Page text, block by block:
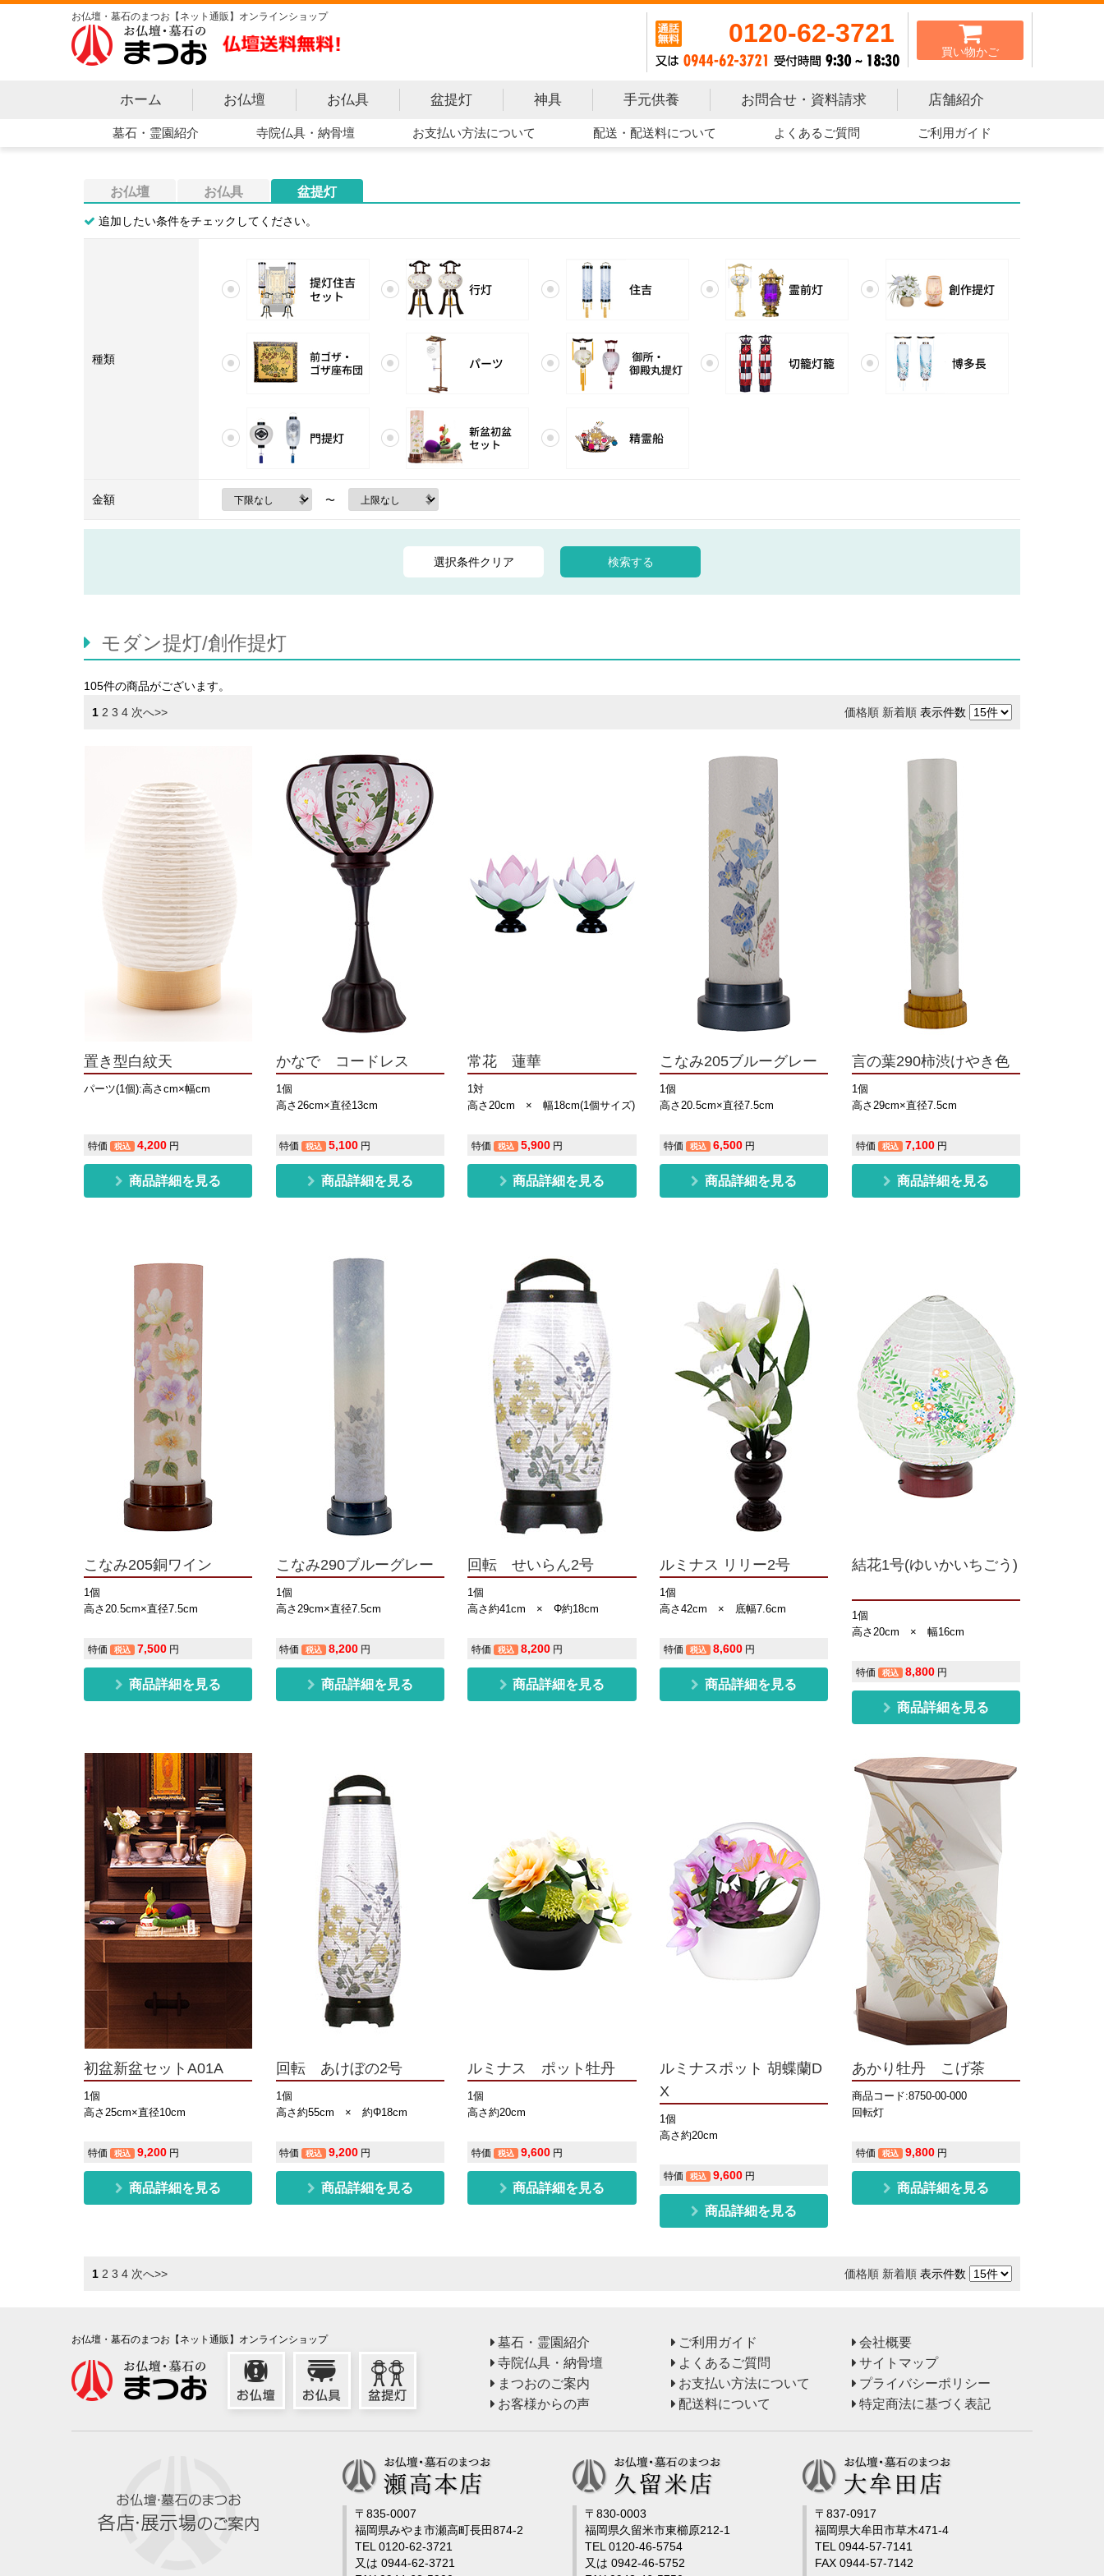
お仏壇・墓石のまつお【ネット通販】オンラインショップ
0120-62-3721
買い物かご
ホーム お仏壇 お仏具 盆提灯 神具 手元供養 お問合せ・資料請求 店舗紹介
墓石・霊園紹介 寺院仏具・納骨壇 お支払い方法について 配送・配送料について よくあるご質問 ご利用ガイド
お仏壇 お仏具 盆提灯
追加したい条件をチェックしてください。
種類
提灯住吉セット 行灯 住吉 霊前灯 創作提灯
前ゴザ・ゴザ座布団 パーツ 御所・御殿丸提灯 切籠灯籠 博多長
門提灯 初盆セット提灯セット 精霊船
金額 〜
選択条件クリア 検索する
モダン提灯/創作提灯
105件の商品がございます。
1 2 3 4 次へ>> 価格順 新着順 表示件数
置き型白紋天
パーツ(1個):高さcm×幅cm
特価 税込 4,200円
商品詳細を見る
かなで コードレス
1個
高さ26cm×直径13cm
特価 税込 5,100 円
商品詳細を見る
常花 蓮華
1対
高さ20cm × 幅18cm(1個サイズ)
特価 税込 5,900 円
商品詳細を見る
こなみ205ブルーグレー
1個
高さ20.5cm×直径7.5cm
特価 税込 6,500円
商品詳細を見る
言の葉290柿渋けやき色
1個
高さ29cm×直径7.5cm
特価 税込 7,100円
商品詳細を見る
こなみ205銅ワイン
1個
高さ20.5cm×直径7.5cm
特価 税込 7,500円
商品詳細を見る
こなみ290ブルーグレー
1個
高さ29cm×直径7.5cm
特価 税込 8,200 円
商品詳細を見る
回転 せいらん2号
1個
高さ約41cm × Φ約18cm
特価 税込 8,200 円
商品詳細を見る
ルミナス リリー2号
1個
高さ42cm × 底幅7.6cm
特価 税込 8,600円
商品詳細を見る
結花1号(ゆいかいちごう)
1個
高さ20cm × 幅16cm
特価 税込 8,800円
商品詳細を見る
初盆新盆セットA01A
1個
高さ25cm×直径10cm
特価 税込 9,200円
商品詳細を見る
回転 あけぼの2号
1個
高さ約55cm × 約Φ18cm
特価 税込 9,200 円
商品詳細を見る
ルミナス ポット牡丹
1個
高さ約20cm
特価 税込 9,600 円
商品詳細を見る
ルミナスポット 胡蝶蘭D
X
1個
高さ約20cm
特価 税込 9,600円
商品詳細を見る
あかり牡丹 こげ茶
商品コード:8750-00-000
回転灯
特価 税込 9,800円
商品詳細を見る
1 2 3 4 次へ>> 価格順 新着順 表示件数
お仏壇・墓石のまつお【ネット通販】オンラインショップ
墓石・霊園紹介
寺院仏具・納骨壇
まつおのご案内
お客様からの声
ご利用ガイド
よくあるご質問
お支払い方法について
配送料について
会社概要
サイトマップ
プライバシーポリシー
特定商法に基づく表記
〒835-0007
福岡県みやま市瀬高町長田874-2
TEL 0120-62-3721
又は 0944-62-3721
〒830-0003
福岡県久留米市東櫛原212-1
TEL 0120-46-5754
又は 0942-46-5752
〒837-0917
福岡県大牟田市草木471-4
TEL 0944-57-7141
FAX 0944-57-7142